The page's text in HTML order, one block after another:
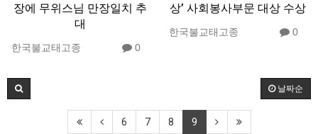
장에 무위스님 만장일치 추
대
한국불교태고종 0
상’ 사회봉사부문 대상 수상
한국불교태고종 0
날짜순
6 7 8 9